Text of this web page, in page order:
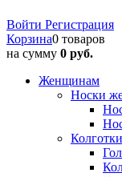
Войти Регистрация
Корзина0 товаров
на сумму 0 руб.
Женщинам
Носки
Колготки